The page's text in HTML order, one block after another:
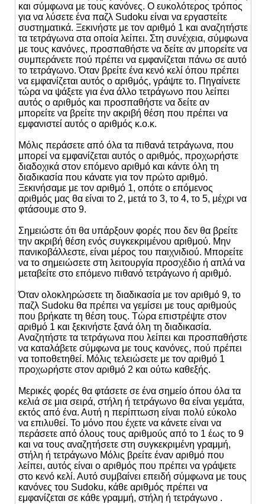
και σύμφωνα με τους κανόνες. Ο ευκολότερος τρόπος
για να λύσετε ένα παζλ Sudoku είναι να εργαστείτε
συστηματικά. Ξεκινήστε με τον αριθμό 1 και αναζητήστε
τα τετράγωνα στα οποία λείπει. Στη συνέχεια, σύμφωνα
με τους κανόνες, προσπαθήστε να δείτε αν μπορείτε να
συμπεράνετε πού πρέπει να εμφανίζεται πάνω σε αυτό
το τετράγωνο. Όταν βρείτε ένα κενό κελί όπου πρέπει
να εμφανίζεται αυτός ο αριθμός, γράψτε το. Πηγαίνετε
τώρα να ψάξετε για ένα άλλο τετράγωνο που λείπει
αυτός ο αριθμός και προσπαθήστε να δείτε αν
μπορείτε να βρείτε την ακριβή θέση που πρέπει να
εμφανιστεί αυτός ο αριθμός κ.ο.κ.
Μόλις περάσετε από όλα τα πιθανά τετράγωνα, που
μπορεί να εμφανίζεται αυτός ο αριθμός, προχωρήστε
διαδοχικά στον επόμενο αριθμό και κάντε όλη τη
διαδικασία που κάνατε για τον πρώτο αριθμό.
Ξεκινήσαμε με τον αριθμό 1, οπότε ο επόμενος
αριθμός μας θα είναι το 2, μετά το 3, το 4, το 5, μέχρι να
φτάσουμε στο 9.
Σημειώστε ότι θα υπάρξουν φορές που δεν θα βρείτε
την ακριβή θέση ενός συγκεκριμένου αριθμού. Μην
πανικοβάλλεστε, είναι μέρος του παιχνιδιού. Μπορείτε
να το σημειώσετε στη λειτουργία προσχέδιο ή απλά να
μεταβείτε στο επόμενο πιθανό τετράγωνο ή αριθμό.
Όταν ολοκληρώσετε τη διαδικασία με τον αριθμό 9, το
παζλ Sudoku θα πρέπει να γεμίσει με τους αριθμούς
που βρήκατε τη θέση τους. Τώρα επιστρέψτε στον
αριθμό 1 και ξεκινήστε ξανά όλη τη διαδικασία.
Αναζητήστε τα τετράγωνα που λείπει και προσπαθήστε
να καταλάβετε σύμφωνα με τους κανόνες, πού πρέπει
να τοποθετηθεί. Μόλις τελειώσετε με τον αριθμό 1
προχωρήστε στον αριθμό 2 και ούτω καθεξής.
Μερικές φορές θα φτάσετε σε ένα σημείο όπου όλα τα
κελιά σε μια σειρά, στήλη ή τετράγωνο θα είναι γεμάτα,
εκτός από ένα. Αυτή η περίπτωση είναι πολύ εύκολο
να επιλυθεί. Το μόνο που έχετε να κάνετε είναι να
περάσετε από όλους τους αριθμούς από το 1 έως το 9
και να τους αναζητήσετε στη συγκεκριμένη γραμμή,
στήλη ή τετράγωνο Μόλις βρείτε έναν αριθμό που
λείπει, αυτός είναι ο αριθμός που πρέπει να γράψετε
στο κενό κελί. Αυτό συμβαίνει επειδή σύμφωνα με τους
κανόνες του Sudoku, κάθε αριθμός πρέπει να
εμφανίζεται σε κάθε γραμμή, στήλη ή τετράγωνο .